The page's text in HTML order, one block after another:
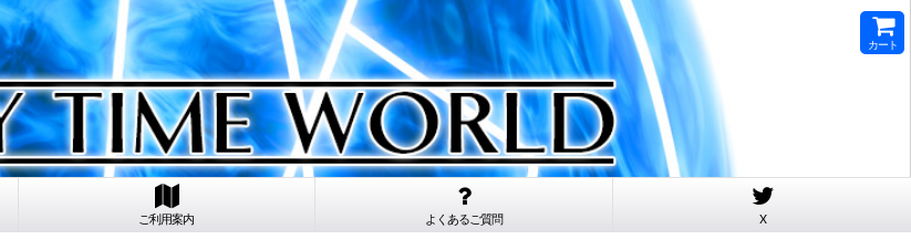
カート
ご利用案内 よくあるご質問 X